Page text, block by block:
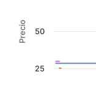
Precio
25
50